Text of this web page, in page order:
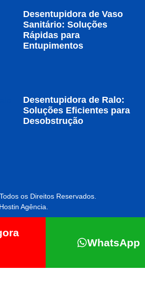
Desentupidora de Vaso
Sanitário: Soluções
Rápidas para
Entupimentos
Desentupidora de Ralo:
Soluções Eficientes para
Desobstrução
os Direitos Reservados.
Agência.
WhatsApp